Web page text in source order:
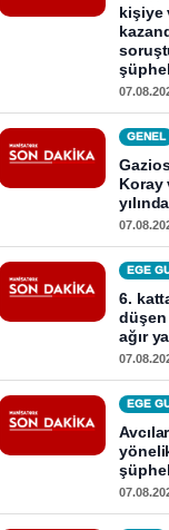
kişiye
GENEL
Koray
EGE
6.
düşen
ağır
EGE